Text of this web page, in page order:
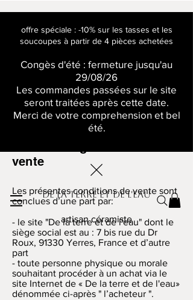
offre spéciale : -10% sur les tasses et les
soucoupes à partir de 4 pièces achetées
Congès d'été : fermeture jusqu'au
29/08/26
Les commandes passées sur le site
seront traitées après cette date.
Merci de votre comprehension et bel
été.
De la terre et de l'eau
artisan céramiste
vente
Les présentes conditions de vente sont
conclues d’une part par:
- le site "De la terre et de l'eau" dont le
siège social est au : 7 bis rue du Dr
Roux, 91330 Yerres, France et d’autre
part
- toute personne physique ou morale
souhaitant procéder à un achat via le
site Internet de « De la terre et de l'eau»
dénommée ci-après " l’acheteur ".